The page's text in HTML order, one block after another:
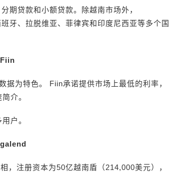
期贷款和小额贷款。除越南市场外，
牙、拉脱维亚、菲律宾和印度尼西亚等多个国
Fiin
为特色。 Fiin承诺提供市场上最低的利率，
介。
户。
，注册资本为50亿越南盾（214,000美元），